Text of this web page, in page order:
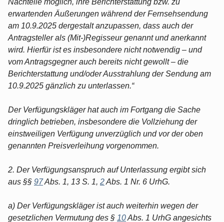
Nachteile möglich, ihre Berichterstattung bzw. zu
erwartenden Äußerungen während der Fernsehsendung
am 10.9.2025 dergestalt anzupassen, dass auch der
Antragsteller als (Mit-)Regisseur genannt und anerkannt
wird. Hierfür ist es insbesondere nicht notwendig – und
vom Antragsgegner auch bereits nicht gewollt – die
Berichterstattung und/oder Ausstrahlung der Sendung am
10.9.2025 gänzlich zu unterlassen.“
Der Verfügungskläger hat auch im Fortgang die Sache
dringlich betrieben, insbesondere die Vollziehung der
einstweiligen Verfügung unverzüglich und vor der oben
genannten Preisverleihung vorgenommen.
2. Der Verfügungsanspruch auf Unterlassung ergibt sich
aus §§ 97Abs. 1, 13 S. 1, 2Abs. 1 Nr. 6 UrhG.
a) Der Verfügungskläger ist auch weiterhin wegen der
gesetzlichen Vermutung des § 10Abs. 1 UrhG angesichts